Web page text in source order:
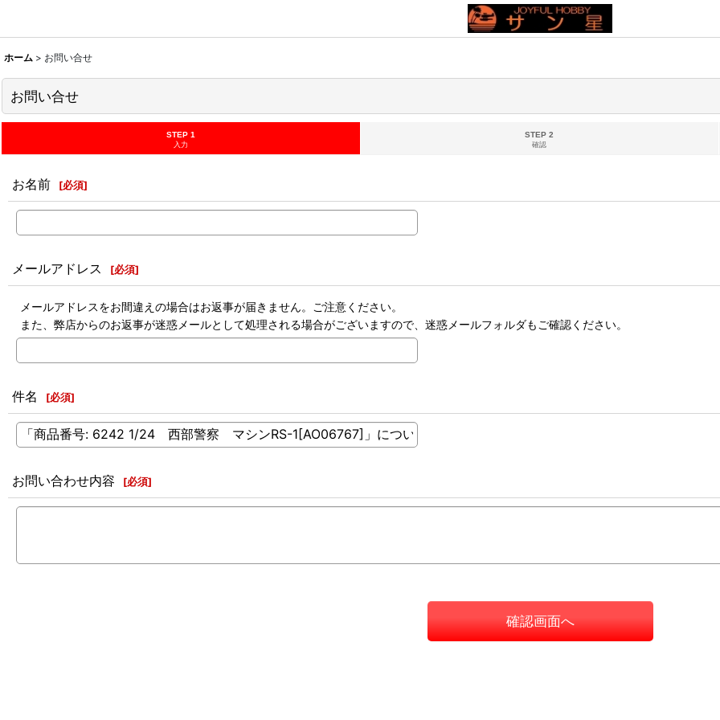
ホーム > お問い合せ
お問い合せ
STEP 1
入力
STEP 2
確認
お名前 [必須]
メールアドレス [必須]
メールアドレスをお間違えの場合はお返事が届きません。ご注意ください。
また、弊店からのお返事が迷惑メールとして処理される場合がございますので、迷惑メールフォルダもご確認ください。
件名 [必須]
お問い合わせ内容 [必須]
確認画面へ